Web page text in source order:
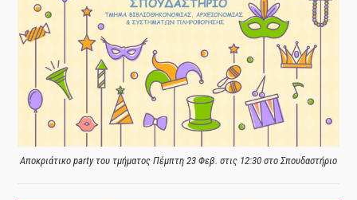
Αποκριάτικο party του τμήματος Πέμπτη 23 Φεβ. στις 12:30 στο Σπουδαστήριο